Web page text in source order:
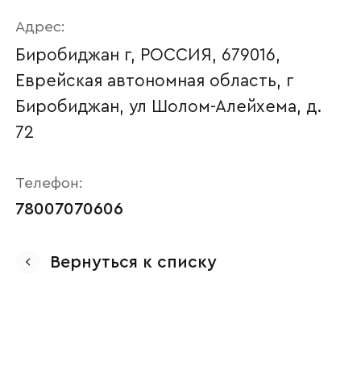
Адрес:
Биробиджан г, РОССИЯ, 679016,
Еврейская автономная область, г
Биробиджан, ул Шолом-Алейхема, д.
72
Телефон:
78007070606
Вернуться к списку